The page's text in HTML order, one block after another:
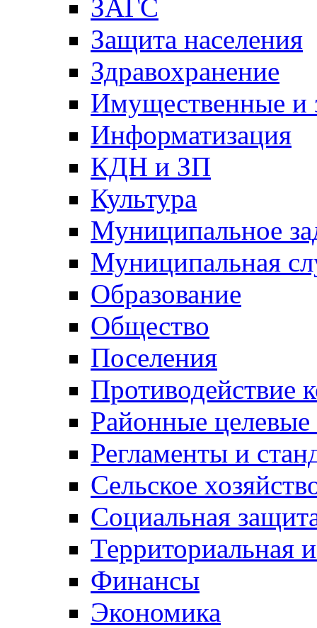
ЗАГС
Защита населения
Здравохранение
Имущественные и
Информатизация
КДН и ЗП
Культура
Муниципальное
Муниципальная
Образование
Общество
Поселения
Противодействие
Районные
Регламенты и
Сельское
Социальная
Территориальная
Финансы
Экономика